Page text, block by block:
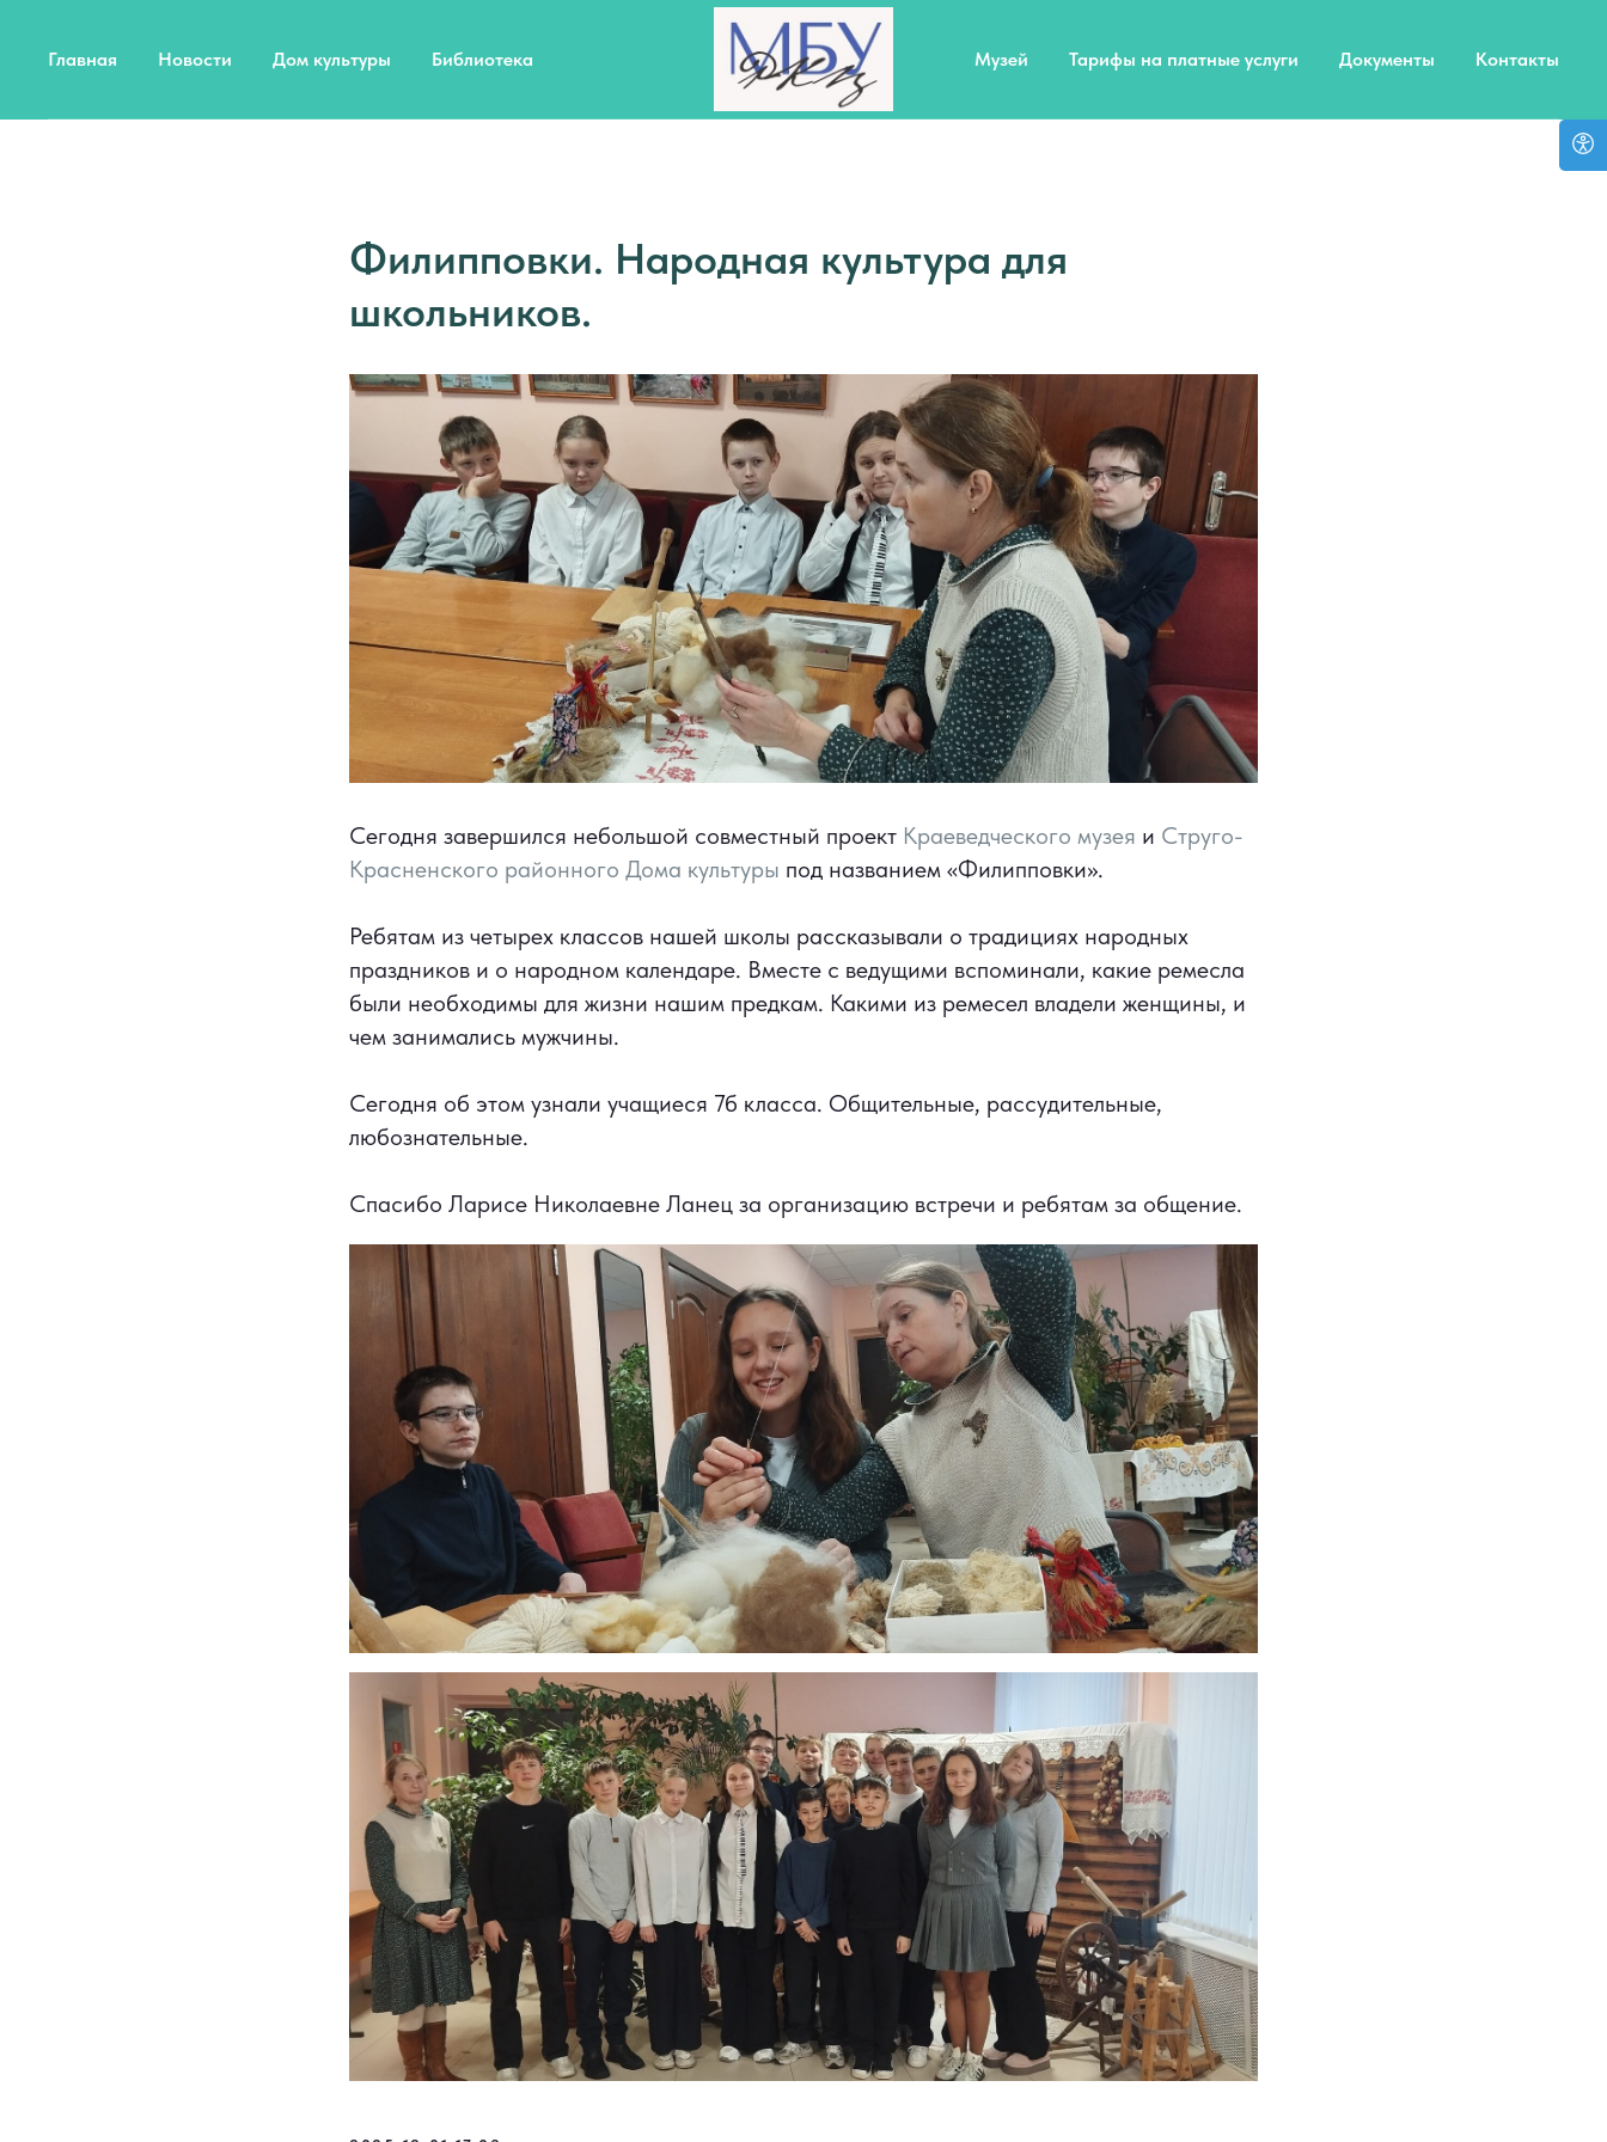
Главная Новости Дом культуры Библиотека Музей Тарифы на платные услуги Документы Контакты
Филипповки. Народная культура для
школьников.
Сегодня завершился небольшой совместный проект Краеведческого музея и Струго-
Красненского районного Дома культуры под названием «Филипповки».
Ребятам из четырех классов нашей школы рассказывали о традициях народных
праздников и о народном календаре. Вместе с ведущими вспоминали, какие ремесла
были необходимы для жизни нашим предкам. Какими из ремесел владели женщины, и
чем занимались мужчины.
Сегодня об этом узнали учащиеся 7б класса. Общительные, рассудительные,
любознательные.
Спасибо Ларисе Николаевне Ланец за организацию встречи и ребятам за общение.